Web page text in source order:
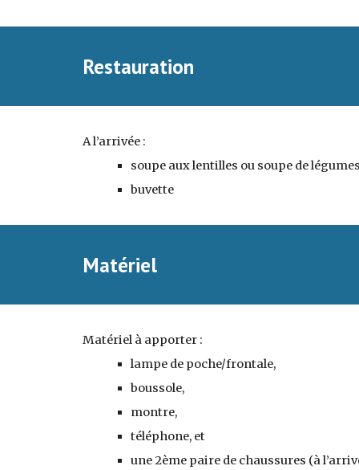
Restauration
A l’arrivée :
soupe aux lentilles ou soupe de
buvette
Matériel
Matériel à apporter :
lampe de poche/frontale,
boussole,
montre,
téléphone, et
une 2ème paire de chaussures (à